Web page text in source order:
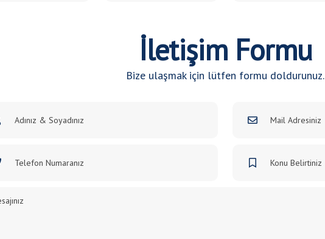
İletişim Formu
Bize ulaşmak için lütfen formu doldurunuz.